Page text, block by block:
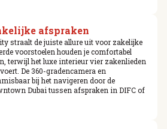
afspraken
straalt de juiste allure uit voor zakelijke
voorstoelen houden je comfortabel
terwijl het luxe interieur vier zakenlieden
De 360-gradencamera en
bij het navigeren door de
Dubai tussen afspraken in DIFC of